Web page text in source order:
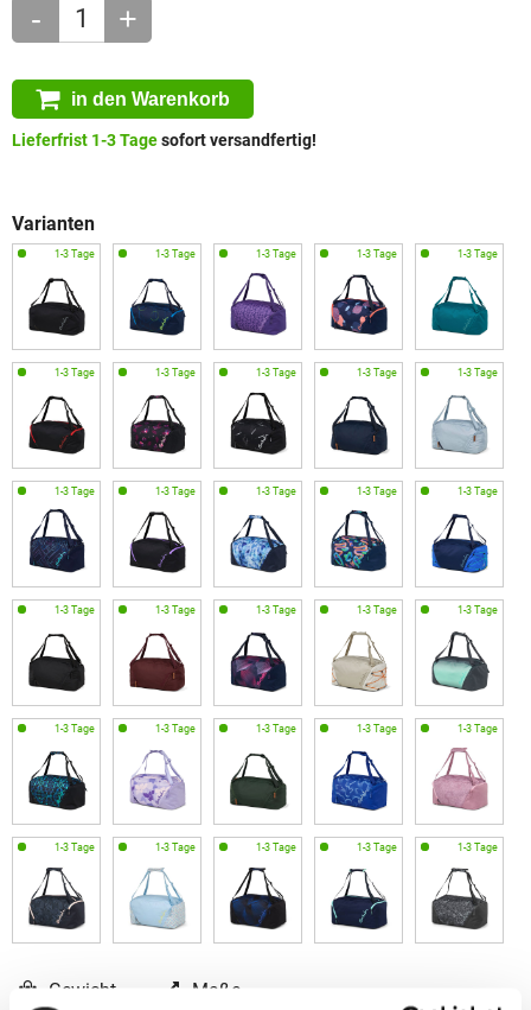
- +
in den Warenkorb
Lieferfrist 1-3 Tagesofort versandfertig!
Varianten
Gewicht
Maße